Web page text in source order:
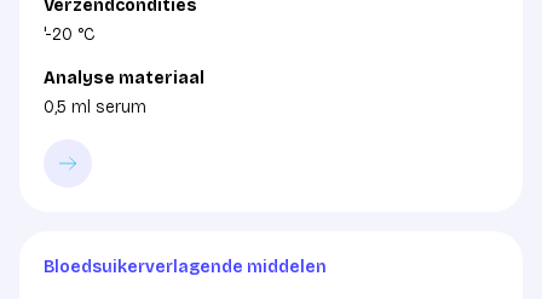
Verzendcondities
'-20 °C
Analyse materiaal
0,5 ml serum
Bloedsuikerverlagende middelen